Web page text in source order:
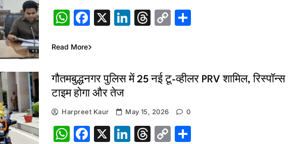
WhatsApp
Facebook
X LinkedIn
Threads
CopyShare
Read More
गौतमबुद्धनगर पुलिस में 25 नई टू-व्हीलर PRV शामिल, रिस्पॉन्स
टाइम होगा और तेज
Harpreet Kaur May 15, 2026 0
WhatsApp
Facebook
X LinkedIn
Threads
CopyShare